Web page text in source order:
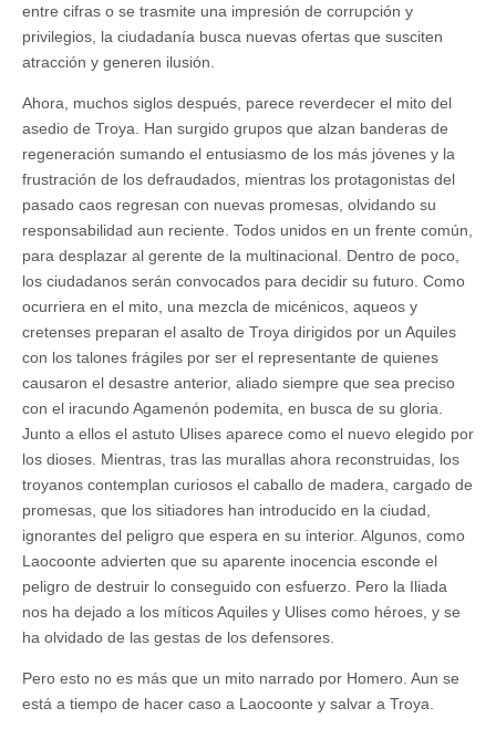
entre cifras o se trasmite una impresión de corrupción y
privilegios, la ciudadanía busca nuevas ofertas que susciten
atracción y generen ilusión.
Ahora, muchos siglos después, parece reverdecer el mito del
asedio de Troya. Han surgido grupos que alzan banderas de
regeneración sumando el entusiasmo de los más jóvenes y la
frustración de los defraudados, mientras los protagonistas del
pasado caos regresan con nuevas promesas, olvidando su
responsabilidad aun reciente. Todos unidos en un frente común,
para desplazar al gerente de la multinacional. Dentro de poco,
los ciudadanos serán convocados para decidir su futuro. Como
ocurriera en el mito, una mezcla de micénicos, aqueos y
cretenses preparan el asalto de Troya dirigidos por un Aquiles
con los talones frágiles por ser el representante de quienes
causaron el desastre anterior, aliado siempre que sea preciso
con el iracundo Agamenón podemita, en busca de su gloria.
Junto a ellos el astuto Ulises aparece como el nuevo elegido por
los dioses. Mientras, tras las murallas ahora reconstruidas, los
troyanos contemplan curiosos el caballo de madera, cargado de
promesas, que los sitiadores han introducido en la ciudad,
ignorantes del peligro que espera en su interior. Algunos, como
Laocoonte advierten que su aparente inocencia esconde el
peligro de destruir lo conseguido con esfuerzo. Pero la Iliada
nos ha dejado a los míticos Aquiles y Ulises como héroes, y se
ha olvidado de las gestas de los defensores.
Pero esto no es más que un mito narrado por Homero. Aun se
está a tiempo de hacer caso a Laocoonte y salvar a Troya.